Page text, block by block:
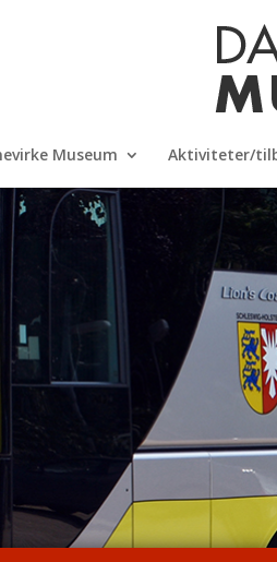
Museum Aktiviteter/